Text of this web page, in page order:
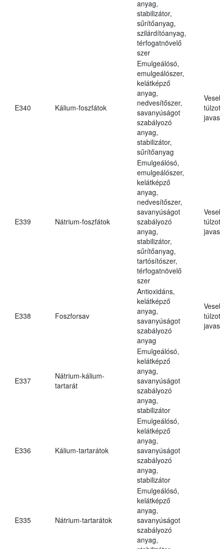
anyag,
stabilizátor,
sűrítőanyag,
szilárdítóanyag,
térfogatnövelő
szer
E340 Kálium-foszfátok
Emulgeálósó,
emulgeálószer,
kelátképző
anyag,
nedvesítőszer,
savanyúságot
szabályozó
anyag,
stabilizátor,
sűrítőanyag
E339 Nátrium-foszfátok
Emulgeálósó,
emulgeálószer,
kelátképző
anyag,
nedvesítőszer,
savanyúságot
szabályozó
anyag,
stabilizátor,
sűrítőanyag,
tartósítószer,
térfogatnövelő
szer
E338 Foszforsav
Antioxidáns,
kelátképző
anyag,
savanyúságot
szabályozó
anyag
E337
Nátrium-kálium-
tartarát
Emulgeálósó,
kelátképző
anyag,
savanyúságot
szabályozó
anyag,
stabilizátor
E336 Kálium-tartarátok
Emulgeálósó,
kelátképző
anyag,
savanyúságot
szabályozó
anyag,
stabilizátor
E335 Nátrium-tartarátok
Emulgeálósó,
kelátképző
anyag,
savanyúságot
szabályozó
anyag,